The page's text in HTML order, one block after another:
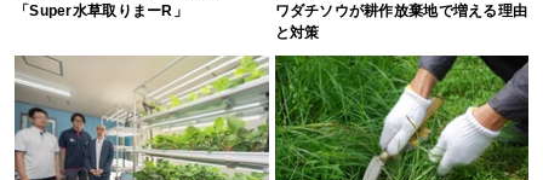
「Super水草取りまーR」
ワダチソウが耕作放棄地で増える理由
と対策